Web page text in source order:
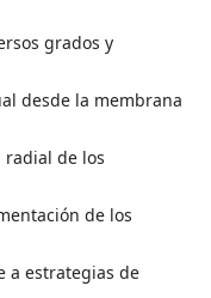
grados y
desde la membrana
de los
de los
a estrategias de